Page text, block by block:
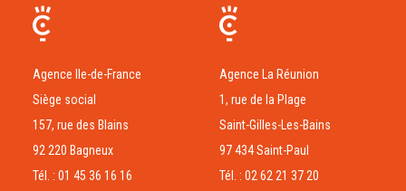
Agence Ile-de-France
Siège social
157, rue des Blains
92 220 Bagneux
Tél. : 01 45 36 16 16
Agence La Réunion
1, rue de la Plage
Saint-Gilles-Les-Bains
97 434 Saint-Paul
Tél. : 02 62 21 37 20